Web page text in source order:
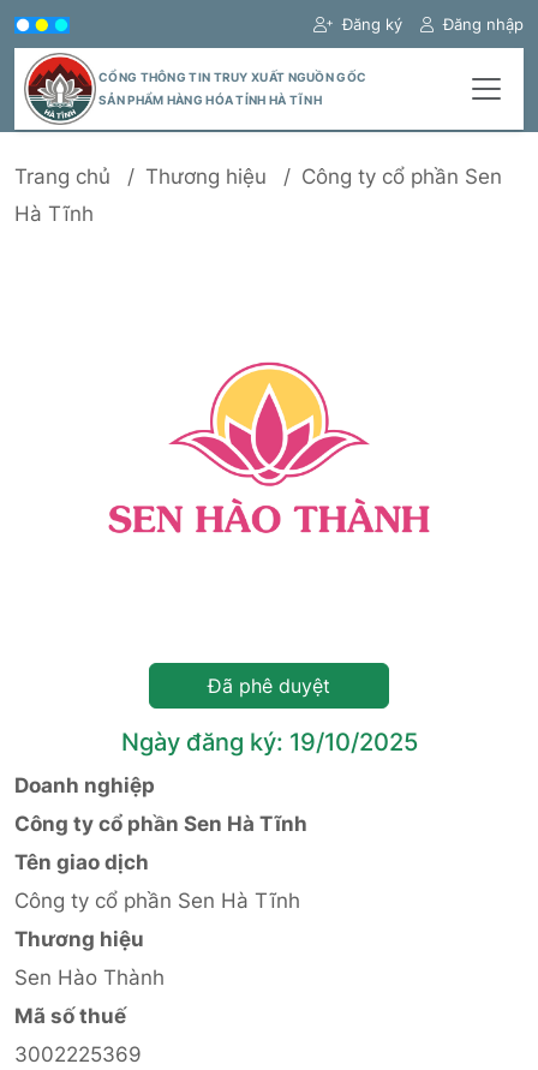
Đăng ký Đăng nhập
CỔNG THÔNG TIN TRUY XUẤT NGUỒN GỐC
SẢN PHẨM HÀNG HÓA TỈNH HÀ TĨNH
Trang chủ Thương hiệu
Công ty cổ phần Sen
Hà Tĩnh
Đã phê duyệt
Ngày đăng ký: 19/10/2025
Doanh nghiệp
Công ty cổ phần Sen Hà Tĩnh
Tên giao dịch
Công ty cổ phần Sen Hà Tĩnh
Thương hiệu
Sen Hào Thành
Mã số thuế
3002225369